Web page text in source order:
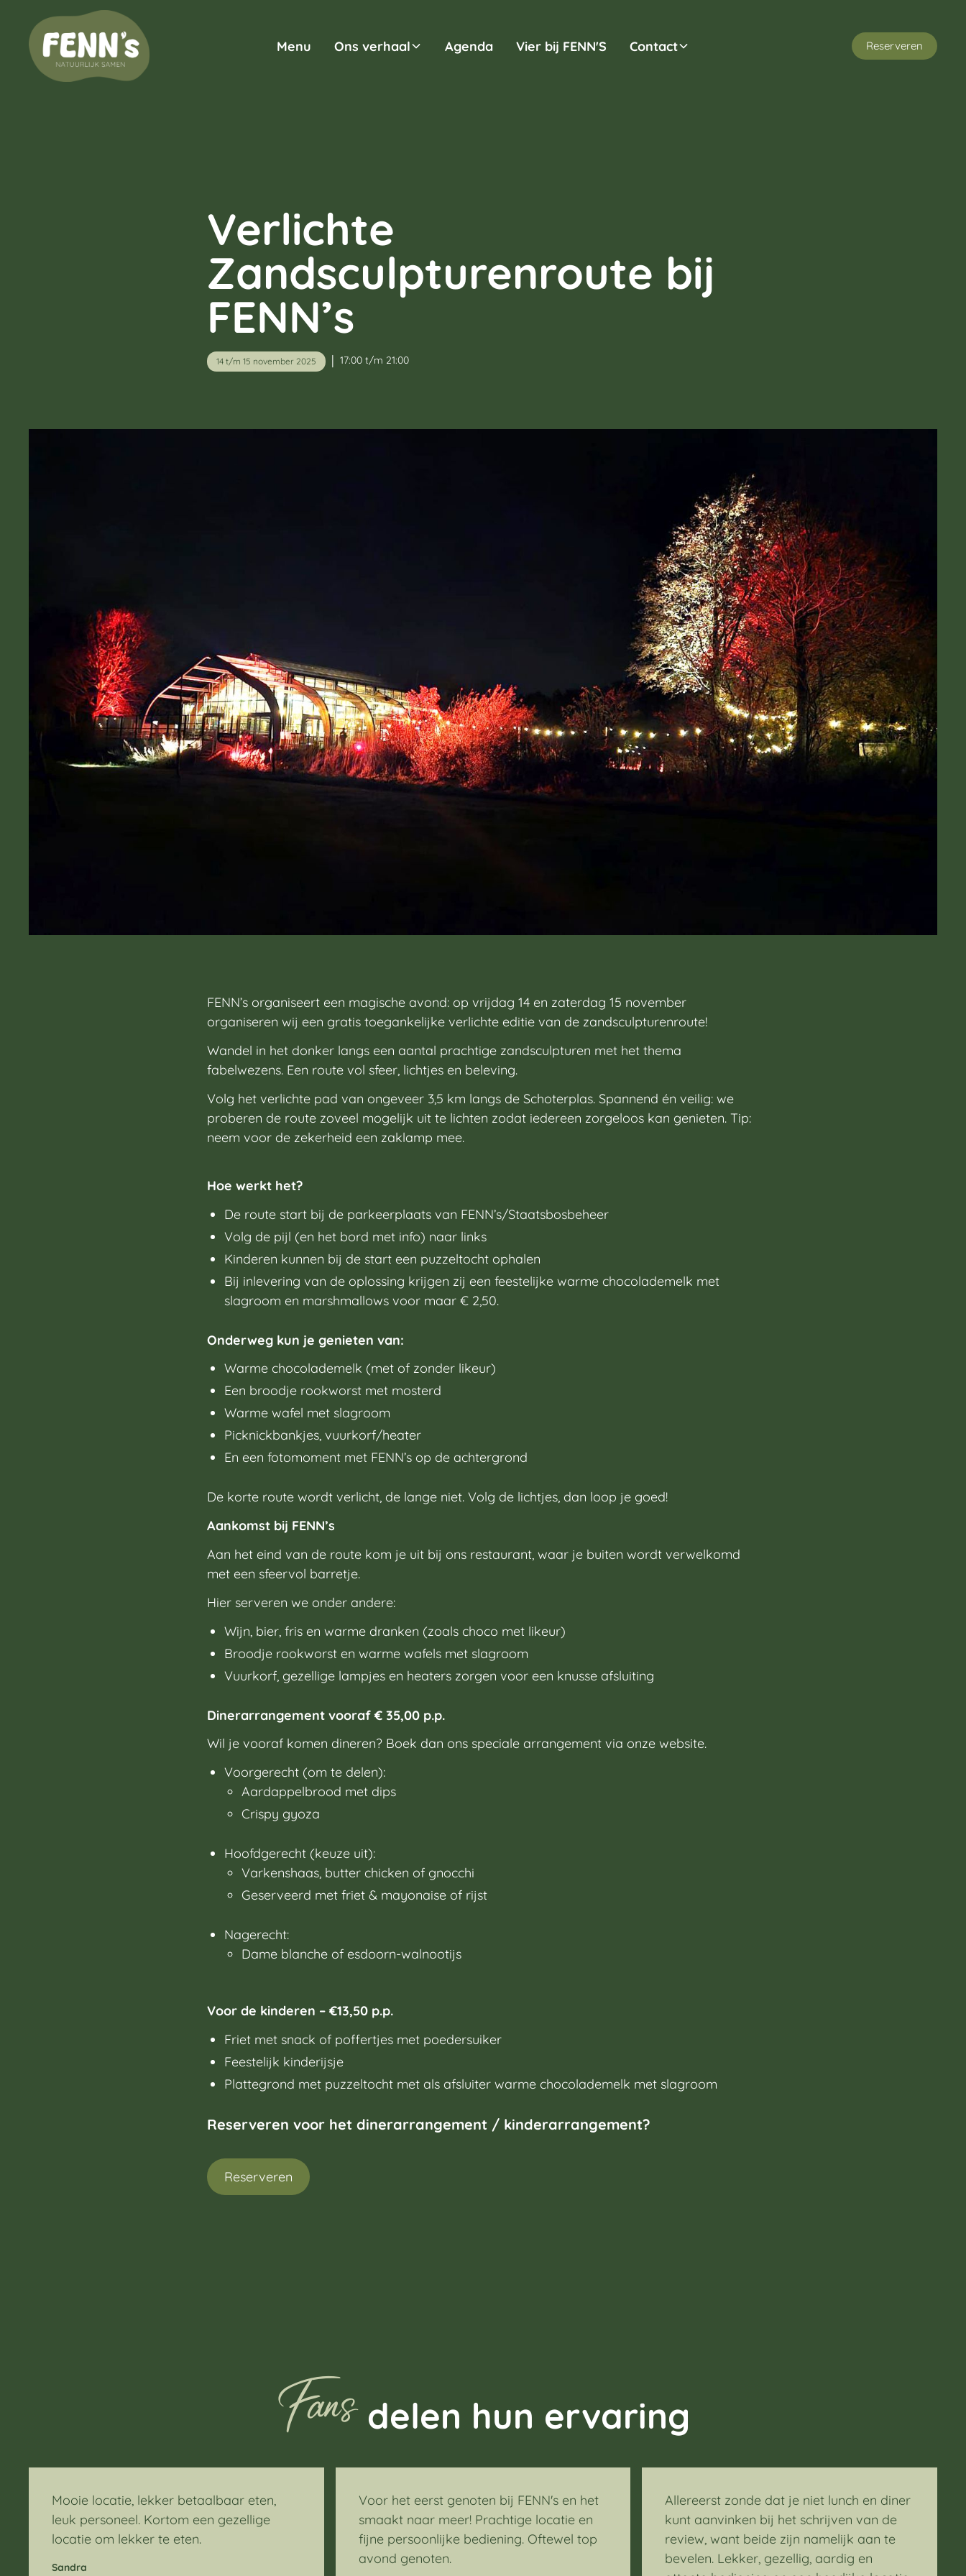
Verlichte
Zandsculpturenroute bij
FENN’s
14 t/m 15 november 2025 | 17:00 t/m 21:00
FENN’s organiseert een magische avond: op vrijdag 14 en zaterdag 15 november
organiseren wij een gratis toegankelijke verlichte editie van de zandsculpturenroute!
Wandel in het donker langs een aantal prachtige zandsculpturen met het thema
fabelwezens. Een route vol sfeer, lichtjes en beleving.
Volg het verlichte pad van ongeveer 3,5 km langs de Schoterplas. Spannend én veilig: we
proberen de route zoveel mogelijk uit te lichten zodat iedereen zorgeloos kan genieten. Tip:
neem voor de zekerheid een zaklamp mee.
Hoe werkt het?
De route start bij de parkeerplaats van FENN’s/Staatsbosbeheer
Volg de pijl (en het bord met info) naar links
Kinderen kunnen bij de start een puzzeltocht ophalen
Bij inlevering van de oplossing krijgen zij een feestelijke warme chocolademelk met
slagroom en marshmallows voor maar € 2,50.
Onderweg kun je genieten van:
Warme chocolademelk (met of zonder likeur)
Een broodje rookworst met mosterd
Warme wafel met slagroom
Picknickbankjes, vuurkorf/heater
En een fotomoment met FENN’s op de achtergrond
De korte route wordt verlicht, de lange niet. Volg de lichtjes, dan loop je goed!
Aankomst bij FENN’s
Aan het eind van de route kom je uit bij ons restaurant, waar je buiten wordt verwelkomd
met een sfeervol barretje.
Hier serveren we onder andere:
Wijn, bier, fris en warme dranken (zoals choco met likeur)
Broodje rookworst en warme wafels met slagroom
Vuurkorf, gezellige lampjes en heaters zorgen voor een knusse afsluiting
Dinerarrangement vooraf € 35,00 p.p.
Wil je vooraf komen dineren? Boek dan ons speciale arrangement via onze website.
Voorgerecht (om te delen):
Aardappelbrood met dips
Crispy gyoza
Hoofdgerecht (keuze uit):
Varkenshaas, butter chicken of gnocchi
Geserveerd met friet & mayonaise of rijst
Nagerecht:
Dame blanche of esdoorn-walnootijs
Voor de kinderen – €13,50 p.p.
Friet met snack of poffertjes met poedersuiker
Feestelijk kinderijsje
Plattegrond met puzzeltocht met als afsluiter warme chocolademelk met slagroom
Reserveren voor het dinerarrangement / kinderarrangement?
Reserveren
Menu Ons verhaal Agenda Vier bij FENN'S Contact Reserveren
Fansdelen hun ervaring
Mooie locatie, lekker betaalbaar eten,
leuk personeel. Kortom een gezellige
locatie om lekker te eten.
Sandra
Voor het eerst genoten bij FENN's en het
smaakt naar meer! Prachtige locatie en
fijne persoonlijke bediening. Oftewel top
avond genoten.
Allereerst zonde dat je niet lunch en diner
kunt aanvinken bij het schrijven van de
review, want beide zijn namelijk aan te
bevelen. Lekker, gezellig, aardig en